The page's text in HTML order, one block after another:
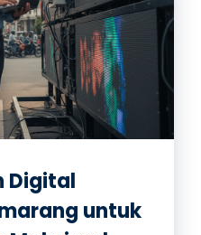
Digital
untuk